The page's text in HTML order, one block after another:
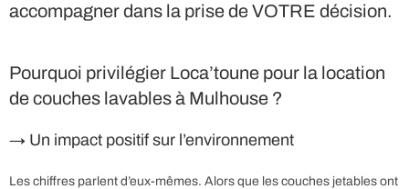
accompagner dans la prise de VOTRE décision.
Pourquoi privilégier Loca’toune pour la location
de couches lavables à Mulhouse ?
→ Un impact positif sur l’environnement
Les chiffres parlent d’eux-mêmes. Alors que les couches jetables ont